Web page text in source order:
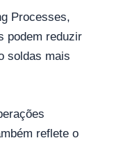
Processes,
podem reduzir
soldas mais
reflete o